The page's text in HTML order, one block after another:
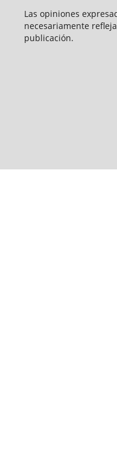
Las opiniones
necesariamente
publicación.